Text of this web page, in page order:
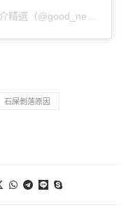
香港好燒息🇭🇰 • 多樣活動飲食推介精選（@good_news_hk）分享的貼文
石屎剝落原因